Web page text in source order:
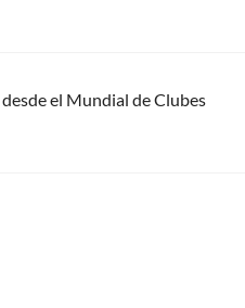
el Mundial de Clubes